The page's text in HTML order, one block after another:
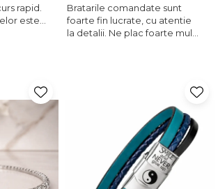
rapid.
este
Bratarile comandate sunt
foarte fin lucrate, cu atentie
la detalii. Ne plac foarte mult